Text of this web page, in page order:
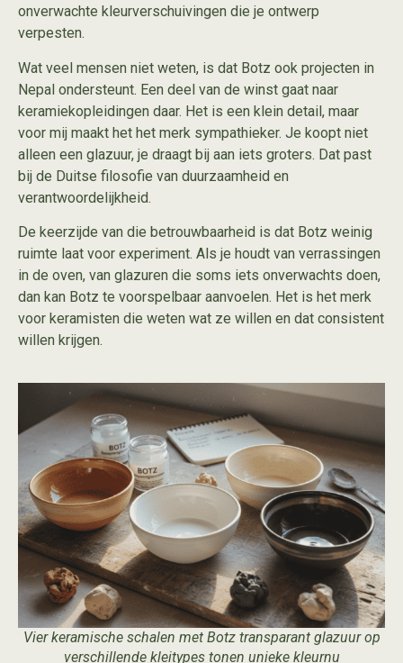
onverwachte kleurverschuivingen die je ontwerp
verpesten.
Wat veel mensen niet weten, is dat Botz ook projecten in
Nepal ondersteunt. Een deel van de winst gaat naar
keramiekopleidingen daar. Het is een klein detail, maar
voor mij maakt het het merk sympathieker. Je koopt niet
alleen een glazuur, je draagt bij aan iets groters. Dat past
bij de Duitse filosofie van duurzaamheid en
verantwoordelijkheid.
De keerzijde van die betrouwbaarheid is dat Botz weinig
ruimte laat voor experiment. Als je houdt van verrassingen
in de oven, van glazuren die soms iets onverwachts doen,
dan kan Botz te voorspelbaar aanvoelen. Het is het merk
voor keramisten die weten wat ze willen en dat consistent
willen krijgen.
Vier keramische schalen met Botz transparant glazuur op
verschillende kleitypes tonen unieke kleurnu